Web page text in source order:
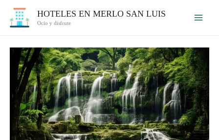
HOTELES EN MERLO SAN LUIS
Ocio y disfrute